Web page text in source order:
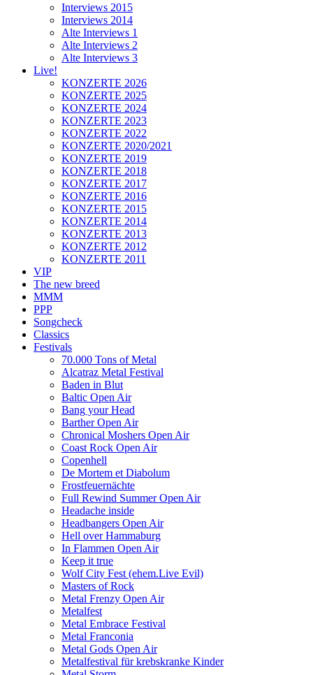
Interviews 2015
Interviews 2014
Alte Interviews 1
Alte Interviews 2
Alte Interviews 3
Live!
KONZERTE 2026
KONZERTE 2025
KONZERTE 2024
KONZERTE 2023
KONZERTE 2022
KONZERTE 2020/2021
KONZERTE 2019
KONZERTE 2018
KONZERTE 2017
KONZERTE 2016
KONZERTE 2015
KONZERTE 2014
KONZERTE 2013
KONZERTE 2012
KONZERTE 2011
VIP
The new breed
MMM
PPP
Songcheck
Classics
Festivals
70.000 Tons of Metal
Alcatraz Metal Festival
Baden in Blut
Baltic Open Air
Bang your Head
Barther Open Air
Chronical Moshers Open Air
Coast Rock Open Air
Copenhell
De Mortem et Diabolum
Frostfeuernächte
Full Rewind Summer Open Air
Headache inside
Headbangers Open Air
Hell over Hammaburg
In Flammen Open Air
Keep it true
Wolf City Fest (ehem.Live Evil)
Masters of Rock
Metal Frenzy Open Air
Metalfest
Metal Embrace Festival
Metal Franconia
Metal Gods Open Air
Metalfestival für krebskranke Kinder